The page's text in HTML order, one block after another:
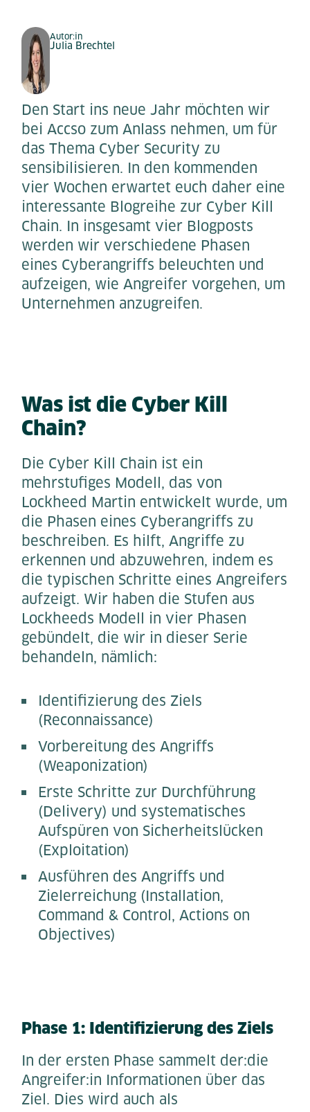
Autor:in
Julia Brechtel
Den Start ins neue Jahr möchten wir
bei Accso zum Anlass nehmen, um für
das Thema Cyber Security zu
sensibilisieren. In den kommenden
vier Wochen erwartet euch daher eine
interessante Blogreihe zur Cyber Kill
Chain. In insgesamt vier Blogposts
werden wir verschiedene Phasen
eines Cyberangriffs beleuchten und
aufzeigen, wie Angreifer vorgehen, um
Unternehmen anzugreifen.
Was ist die Cyber Kill
Chain?
Die Cyber Kill Chain ist ein
mehrstufiges Modell, das von
Lockheed Martin entwickelt wurde, um
die Phasen eines Cyberangriffs zu
beschreiben. Es hilft, Angriffe zu
erkennen und abzuwehren, indem es
die typischen Schritte eines Angreifers
aufzeigt. Wir haben die Stufen aus
Lockheeds Modell in vier Phasen
gebündelt, die wir in dieser Serie
behandeln, nämlich:
Identifizierung des Ziels
(Reconnaissance)
Vorbereitung des Angriffs
(Weaponization)
Erste Schritte zur Durchführung
(Delivery) und systematisches
Aufspüren von Sicherheitslücken
(Exploitation)
Ausführen des Angriffs und
Zielerreichung (Installation,
Command & Control, Actions on
Objectives)
Phase 1: Identifizierung des Ziels
In der ersten Phase sammelt der:die
Angreifer:in Informationen über das
Ziel. Dies wird auch als